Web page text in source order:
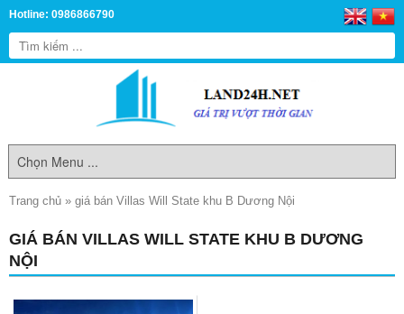
Hotline: 0986866790
Trang chủ » giá bán Villas Will State khu B Dương Nội
GIÁ BÁN VILLAS WILL STATE KHU B DƯƠNG
NỘI